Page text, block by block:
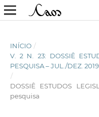
INÍCIO /
V. 2 N. 23: DOSSIÊ
PESQUISA – JUL./DEZ. 2019
/
DOSSIÊ ESTUDOS
pesquisa